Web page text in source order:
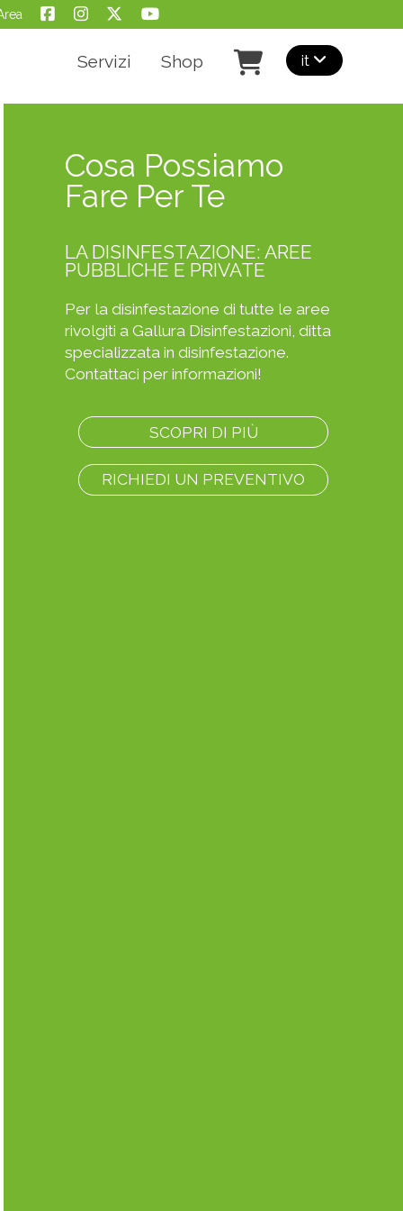
Servizi Shop it
Cosa Possiamo
Fare Per Te
LA DISINFESTAZIONE: AREE
PUBBLICHE E PRIVATE
Per la disinfestazione di tutte le aree
rivolgiti a Gallura Disinfestazioni, ditta
specializzata in disinfestazione.
Contattaci per informazioni!
SCOPRI DI PIÙ
RICHIEDI UN PREVENTIVO